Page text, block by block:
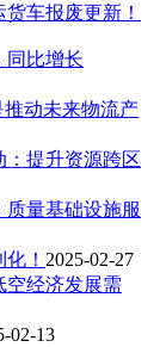
车报废更新！
同比增长
动未来物流产
：提升资源跨区
量基础设施服
！ 2025-02-27
空经济发展需
02-13